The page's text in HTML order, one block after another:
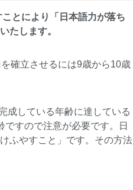
とにより「日本語力が落ち
たします。
確立させるには9歳から10歳
成している年齢に達している
すので注意が必要です。日
ふやすこと」です。その方法